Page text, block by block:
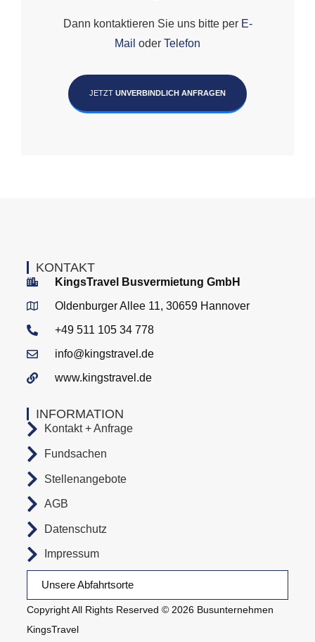
Dann kontaktieren Sie uns bitte per E-
Mail oder Telefon
JETZT UNVERBINDLICH ANFRAGEN
Copyright All Rights Reserved © 2026 Busunternehmen
KingsTravel
Unsere Abfahrtsorte
INFORMATION
Kontakt + Anfrage
Fundsachen
Stellenangebote
AGB
Datenschutz
Impressum
KONTAKT
KingsTravel Busvermietung GmbH
Oldenburger Allee 11, 30659 Hannover
+49 511 105 34 778
info@kingstravel.de
www.kingstravel.de